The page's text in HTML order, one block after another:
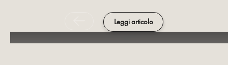
Leggi articolo